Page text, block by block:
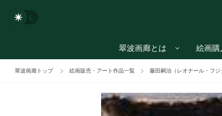
翠波画廊とは 絵画購
翠波画廊トップ 絵画販売・アート作品一覧 藤田嗣治（レオナール・フ